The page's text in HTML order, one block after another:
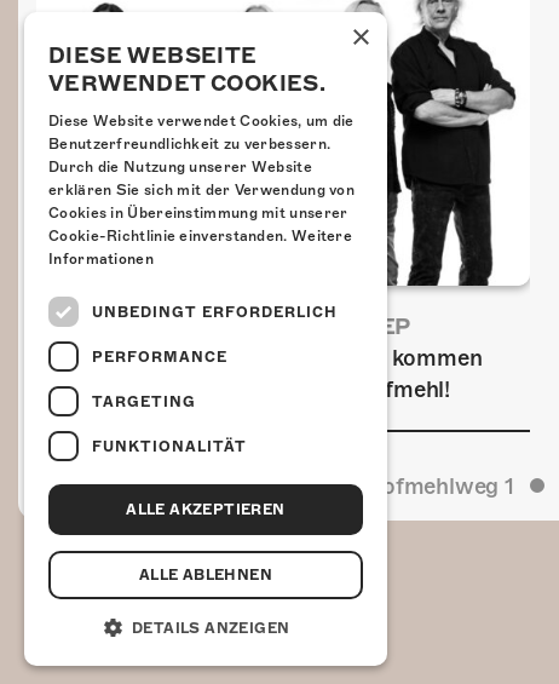
FRISCH BESTÄTIGT: URIAH HEEP
Am Sonntag, 15. November 2026 kommen
Uriah Heep in die Kulturfabrik Kofmehl!
Kulturfabrik Kofmehl Kofmehlweg 1
×
DIESE WEBSEITE
VERWENDET COOKIES.
Diese Website verwendet Cookies, um die
Benutzerfreundlichkeit zu verbessern.
Durch die Nutzung unserer Website
erklären Sie sich mit der Verwendung von
Cookies in Übereinstimmung mit unserer
Cookie-Richtlinie einverstanden. Weitere
Informationen
UNBEDINGT ERFORDERLICH
PERFORMANCE
TARGETING
FUNKTIONALITÄT
ALLE AKZEPTIEREN
ALLE ABLEHNEN
DETAILS ANZEIGEN